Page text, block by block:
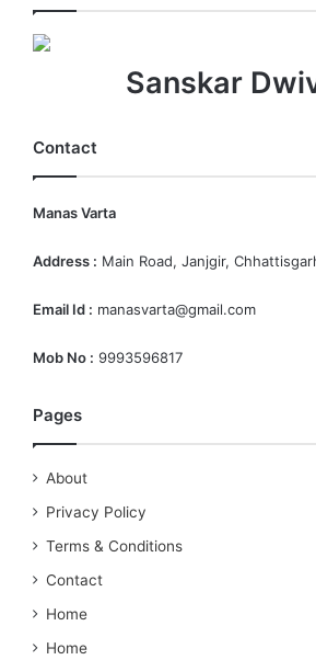
Sanskar
Contact
Manas Varta
Address : Main Road, Janjgir,
Email Id : manasvarta@gmail.com
Mob No : 9993596817
Pages
About
Privacy Policy
Terms & Conditions
Contact
Home
Home